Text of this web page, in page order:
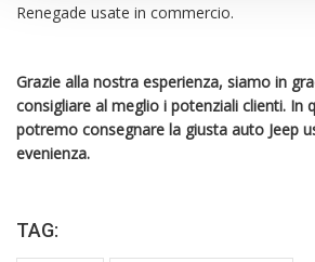
Renegade usate in commercio.
Grazie alla nostra esperienza, siamo in
consigliare al meglio i potenziali clienti. In
potremo consegnare la giusta auto Jeep
evenienza.
TAG: